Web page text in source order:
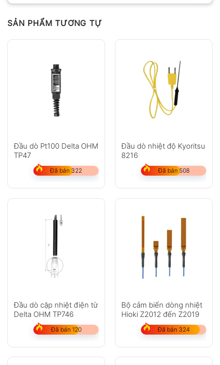
SẢN PHẨM TƯƠNG TỰ
Đầu dò Pt100 Delta OHM
TP47
Đã bán 322
Đầu dò nhiệt độ Kyoritsu
8216
Đã bán 508
Đầu dò cặp nhiệt điện từ
Delta OHM TP746
Đã bán 120
Bộ cảm biến dòng nhiệt
Hioki Z2012 đến Z2019
Đã bán 324